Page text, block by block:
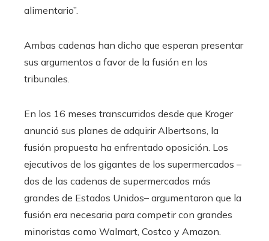
alimentario”.
Ambas cadenas han dicho que esperan presentar
sus argumentos a favor de la fusión en los
tribunales.
En los 16 meses transcurridos desde que Kroger
anunció sus planes de adquirir Albertsons, la
fusión propuesta ha enfrentado oposición. Los
ejecutivos de los gigantes de los supermercados –
dos de las cadenas de supermercados más
grandes de Estados Unidos– argumentaron que la
fusión era necesaria para competir con grandes
minoristas como Walmart, Costco y Amazon.